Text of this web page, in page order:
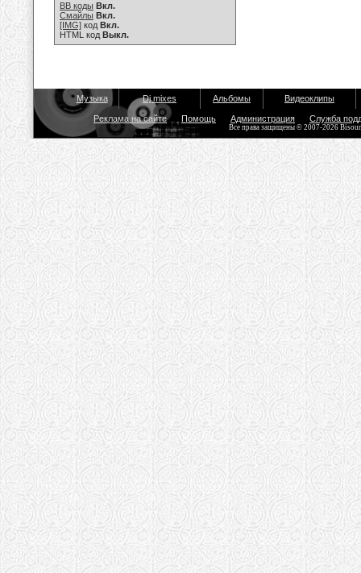
BB коды Вкл.
Смайлы Вкл.
[IMG] код Вкл.
HTML код Выкл.
Музыка Dj mixes Альбомы Видеоклипы
Реклама на сайте Помощь Администрация Служба
Все права защищены © 2007-2026